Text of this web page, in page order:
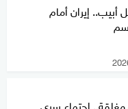
إيران أمام
اجتماع سري